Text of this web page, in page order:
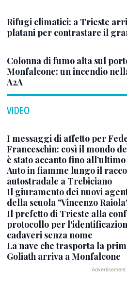
Rifugi climatici: a Trieste
platani per contrastare il
Colonna di fumo alta sul
Monfalcone: un incendio
A2A
VIDEO
I messaggi di affetto per
Franceschin: così il mondo
è stato accanto fino all’ultimo
Auto in fiamme lungo il
autostradale a Trebiciano
Il giuramento dei nuovi
della scuola "Vincenzo
Il prefetto di Trieste alla
protocollo per
cadaveri senza nome
La nave che trasporta la
Goliath arriva a Monfalcone